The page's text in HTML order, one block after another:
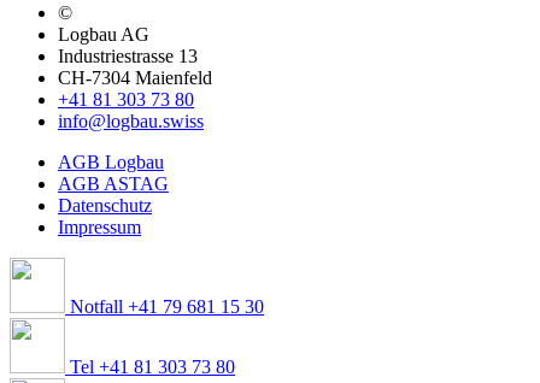
©
Logbau AG
Industriestrasse 13
CH-7304 Maienfeld
+41 81 303 73 80
info@logbau.swiss
AGB Logbau
AGB ASTAG
Datenschutz
Impressum
Notfall +41 79 681 15 30
Tel +41 81 303 73 80